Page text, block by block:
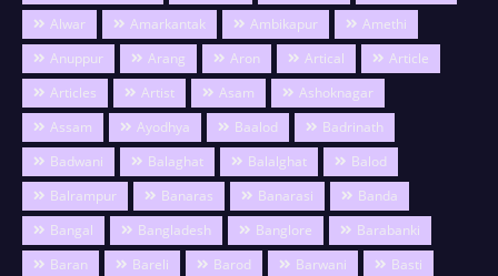
Alwar
Amarkantak Ambikapur
Amethi
Anuppur
Arang Aron Artical
Article
Articles
Artist Asam
Ashoknagar
Assam
Ayodhya Baalod
Badrinath
Badwani
Balaghat Balalghat
Balod
Balrampur
Banaras Banarasi
Banda
Bangal
Bangladesh Banglore
Barabanki
Baran
Bareli Barod Barwani
Basti